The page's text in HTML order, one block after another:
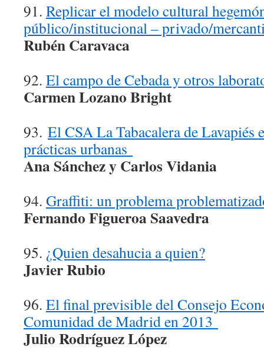
91. Replicar el modelo cultural
público/institucional – privado/
Rubén Caravaca
92. El campo de Cebada y otros
Carmen Lozano Bright
93. El CSA La Tabacalera de Lavapiés
prácticas urbanas
Ana Sánchez y Carlos Vidania
94. Graffiti: un problema
Fernando Figueroa Saavedra
95. ¿Quien desahucia a quien?
Javier Rubio
96. El final previsible del Consejo
Comunidad de Madrid en 2013
Julio Rodríguez López